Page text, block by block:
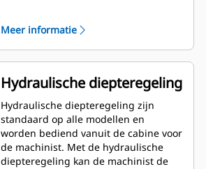
obstakels mogelijk, en hoeft de
machine minimaal te worden
verplaatst.
Meer informatie
Hydraulische diepteregeling
Hydraulische diepteregeling zijn
standaard op alle modellen en
worden bediend vanuit de cabine voor
de machinist. Met de hydraulische
diepteregeling kan de machinist de